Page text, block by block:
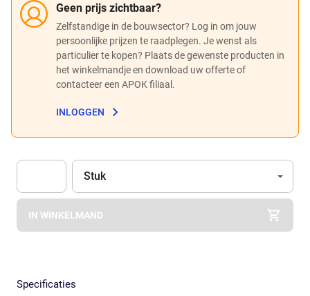
Geen prijs zichtbaar?
Zelfstandige in de bouwsector? Log in om jouw
persoonlijke prijzen te raadplegen. Je wenst als
particulier te kopen? Plaats de gewenste producten in
het winkelmandje en download uw offerte of
contacteer een APOK filiaal.
INLOGGEN
Apok.Product.Detail.AddToCart.Quantity (Optioneel)
Eenheid
Stuk
IN WINKELMAND
Specificaties